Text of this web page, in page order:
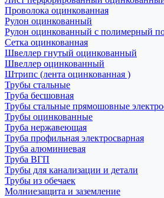
Проволока оцинкованная
Рулон оцинкованный
Рулон оцинкованный с полимерный
Сетка оцинкованная
Швеллер гнутый оцинкованный
Швеллер оцинкованный
Штрипс (лента оцинкованная )
Трубы стальные
Труба бесшовная
Трубы стальные прямошовные
Трубы оцинкованные
Труба нержавеющая
Труба профильная электросварная
Труба алюминиевая
Труба ВГП
Трубы для канализации и детали
Трубы из обечаек
Молниезащита и заземление